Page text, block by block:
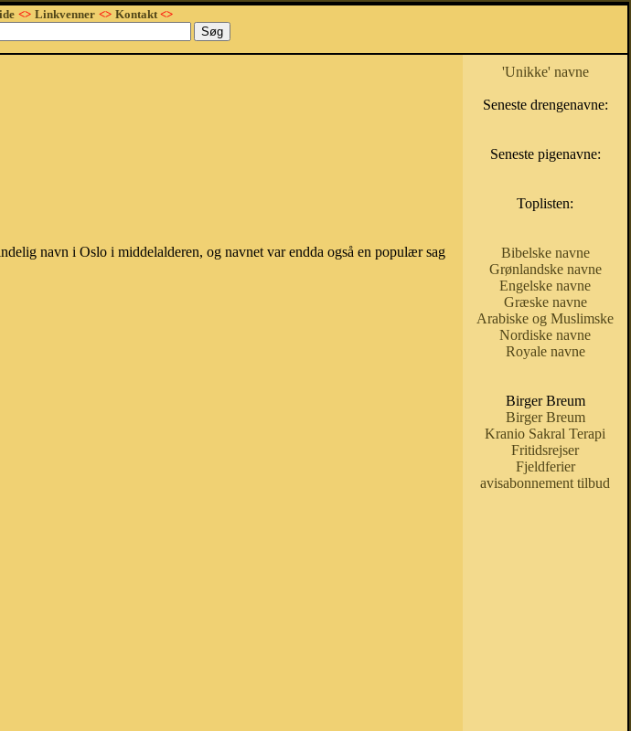
<> Linkvenner <> Kontakt<>
navn i Oslo i middelalderen, og navnet var endda også en populær sag
'Unikke' navne
Seneste drengenavne:
Seneste pigenavne:
Toplisten:
Bibelske navne
Grønlandske navne
Engelske navne
Græske navne
Arabiske og Muslimske
Nordiske navne
Royale navne
Birger Breum
Birger Breum
Kranio Sakral Terapi
Fritidsrejser
Fjeldferier
avisabonnement tilbud